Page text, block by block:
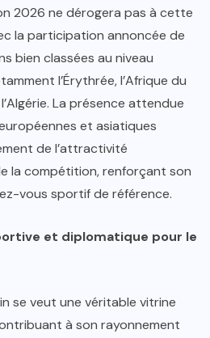
2026 ne dérogera pas à cette
la participation annoncée de
bien classées au niveau
l’Érythrée, l’Afrique du
La présence attendue
et asiatiques
de l’attractivité
la compétition, renforçant son
vous sportif de référence.
et diplomatique pour le
se veut une véritable vitrine
à son rayonnement